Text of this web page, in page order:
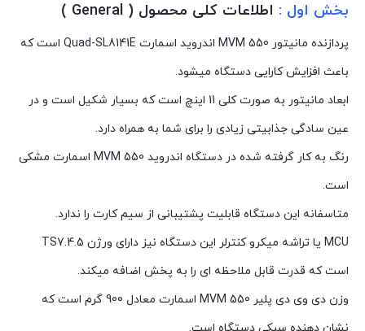
بخش اول : اطلاعات کلی محصول ( General )
پردازنده مانیتور MVM 550 اندروید اسمارت Quad-SL8141E است که
باعث افزایش کارایی دستگاه میشود.
ابعاد مانیتور به صورت کلی 11 اینچ است که بسیار شکیل است و در
عین سادگی جذابیتی زیادی را برای شما به همراه دارد.
رنگ به کار گرفته شده در دستگاه اندروید MVM 550 اسمارت مشکی
است.
متاسفانه این دستگاه قابلیت پشتیبانی از سیم کارت را ندارد.
MCU یا تراشه میکرو کنترلر این دستگاه نیز دارای ورژن TS7.4.5
است که قدرت قابل ملاحظه ای را به پخش اضافه میکند.
وزن دی وی دی پلیر MVM 550 اسمارت معادل 900 گرم است که